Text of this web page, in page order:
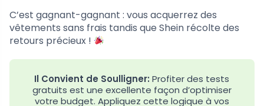
C’est gagnant-gagnant : vous acquerrez des
vêtements sans frais tandis que Shein récolte des
retours précieux !
Il Convient de Soulligner: Profiter des tests
gratuits est une excellente façon d’optimiser
votre budget. Appliquez cette logique à vos